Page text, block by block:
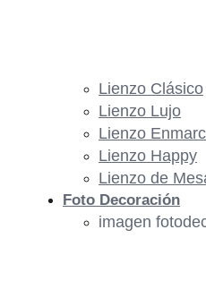
Lienzo Clásico
Lienzo Lujo
Lienzo
Lienzo Happy
Lienzo de
Foto Decoración
imagen